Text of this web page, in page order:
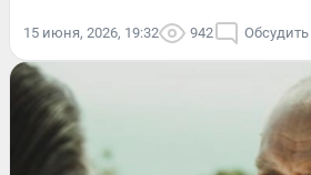
15 июня, 2026, 19:32 942 Обсудить